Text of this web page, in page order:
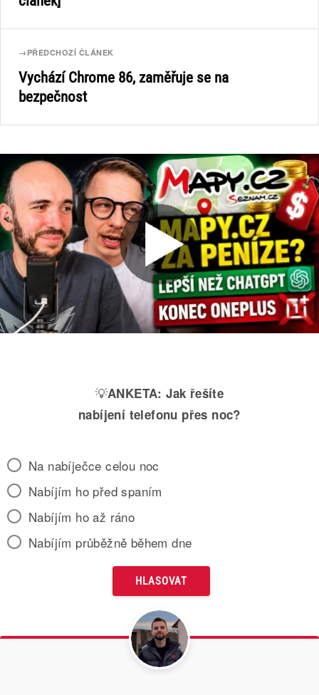
→ PŘEDCHOZÍ ČLÁNEK
Vychází Chrome 86, zaměřuje se na
bezpečnost
💡ANKETA: Jak řešíte
nabíjení telefonu přes noc?
Na nabíječce celou noc
Nabíjím ho před spaním
Nabíjím ho až ráno
Nabíjím průběžně během dne